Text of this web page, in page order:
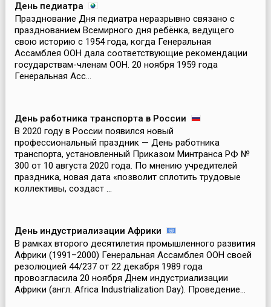
День педиатра
Празднование Дня педиатра неразрывно связано с
празднованием Всемирного дня ребёнка, ведущего
свою историю с 1954 года, когда Генеральная
Ассамблея ООН дала соответствующие рекомендации
государствам-членам ООН. 20 ноября 1959 года
Генеральная Асс...
День работника транспорта в России
В 2020 году в России появился новый
профессиональный праздник — День работника
транспорта, установленный Приказом Минтранса РФ №
300 от 10 августа 2020 года. По мнению учредителей
праздника, новая дата «позволит сплотить трудовые
коллективы, создаст ...
День индустриализации Африки
В рамках второго десятилетия промышленного развития
Африки (1991–2000) Генеральная Ассамблея ООН своей
резолюцией 44/237 от 22 декабря 1989 года
провозгласила 20 ноября Днем индустриализации
Африки (англ. Africa Industrialization Day). Проведение...